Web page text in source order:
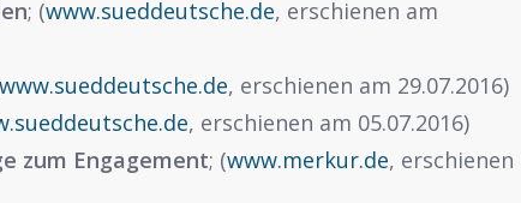
; (www.sueddeutsche.de, erschienen am
www.sueddeutsche.de, erschienen am 29.07.2016)
, erschienen am 05.07.2016)
zum Engagement; (www.merkur.de, erschienen